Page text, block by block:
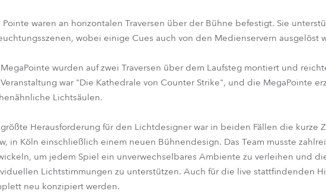
waren an horizontalen Traversen über der Bühne befestigt. Sie
wobei einige Cues auch von den Medienservern ausgelöst
wurden auf zwei Traversen über dem Laufsteg montiert und
war "Die Kathedrale von Counter Strike", und die MegaPointe
Lichtsäulen.
Herausforderung für den Lichtdesigner war in beiden Fällen die kurze
in Köln einschließlich einem neuen Bühnendesign. Das Team musste
um jedem Spiel ein unverwechselbares Ambiente zu verleihen und
Lichtstimmungen zu unterstützen. Auch für die live stattfindenden
neu konzipiert werden.